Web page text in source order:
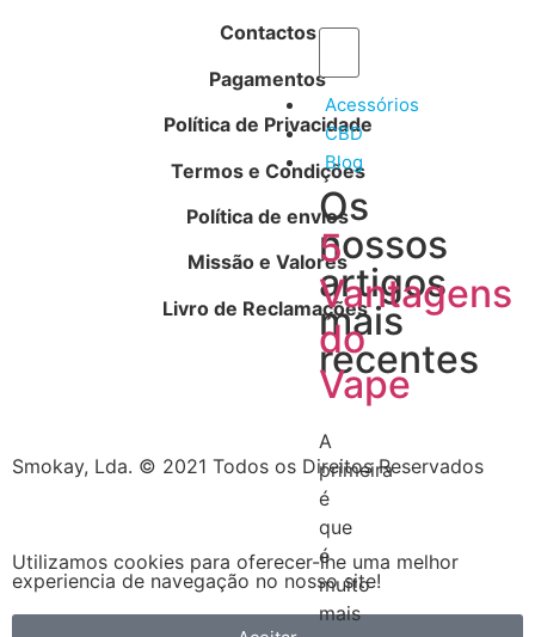
Acessórios
CBD
Blog
Os
nossos
artigos
mais
recentes
5
Vantagens
do
Vape
A
primeira
é
que
é
muito
mais
Contactos
Pagamentos
Política de Privacidade
Termos e Condições
Política de envios
Missão e Valores
Livro de Reclamações
Smokay, Lda. © 2021 Todos os Direitos Reservados
Utilizamos cookies para oferecer-lhe uma melhor
experiencia de navegação no nosso site!